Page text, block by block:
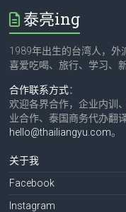
泰亮ing
1989年出生的台湾人，外
喜爱吃喝、旅行、学习、
合作联系方式：
欢迎各界合作，企业内训
业合作、泰国商务代办翻
hello@thailiangyu.com。
关于我
Facebook
Instagram